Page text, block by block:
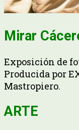
Mirar
Exposición de
Producida por
Mastropiero.
ARTE